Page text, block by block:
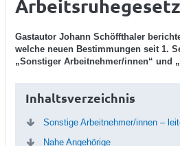
Arbeitsruhegesetz
Gastautor Johann Schöffthaler
welche neuen Bestimmungen seit 1.
„Sonstiger Arbeitnehmer/innen“ und
Inhaltsverzeichnis
Sonstige Arbeitnehmer/innen –
Nahe Angehörige